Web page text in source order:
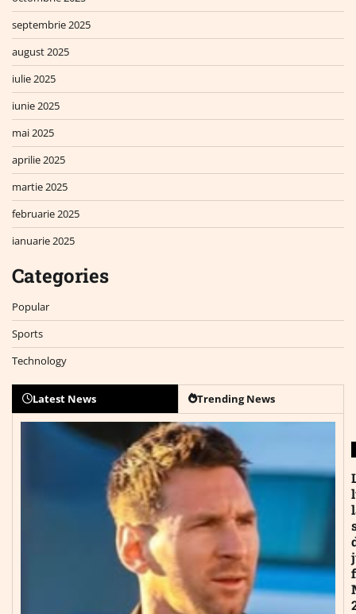
septembrie 2025
august 2025
iulie 2025
iunie 2025
mai 2025
aprilie 2025
martie 2025
februarie 2025
ianuarie 2025
Categories
Popular
Sports
Technology
Latest News Trending News